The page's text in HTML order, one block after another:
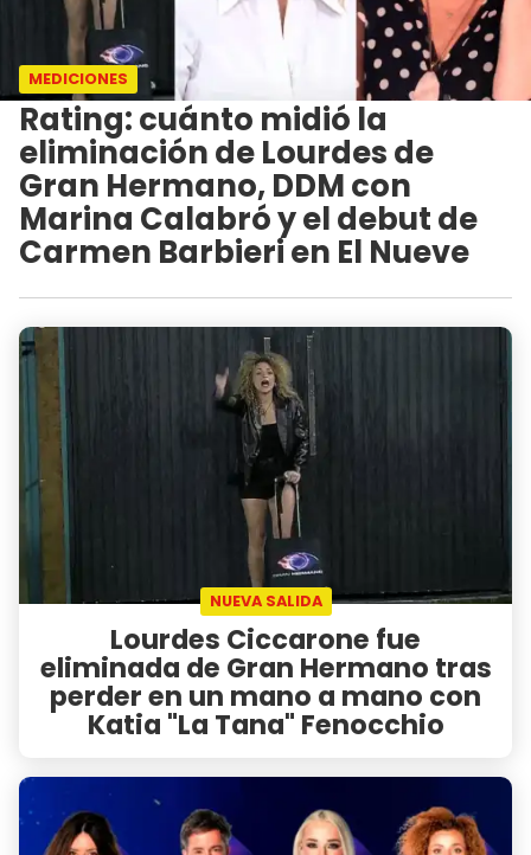
MEDICIONES
Rating: cuánto midió la
eliminación de Lourdes de
Gran Hermano, DDM con
Marina Calabró y el debut de
Carmen Barbieri en El Nueve
NUEVA SALIDA
Lourdes Ciccarone fue
eliminada de Gran Hermano tras
perder en un mano a mano con
Katia "La Tana" Fenocchio